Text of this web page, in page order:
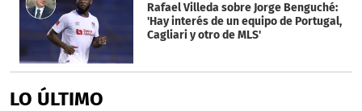
Rafael Villeda sobre Jorge Benguché:
'Hay interés de un equipo de Portugal,
Cagliari y otro de MLS'
LO ÚLTIMO